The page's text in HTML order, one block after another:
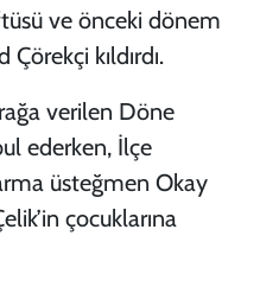
ve önceki dönem
kıldırdı.
verilen Döne
ederken, İlçe
üsteğmen Okay
çocuklarına